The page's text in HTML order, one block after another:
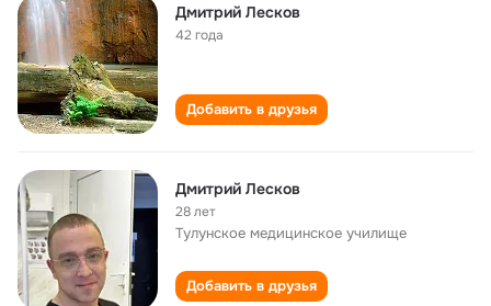
Дмитрий Лесков
42 года
Добавить в друзья
Дмитрий Лесков
28 лет
Тулунское медицинское училище
Добавить в друзья